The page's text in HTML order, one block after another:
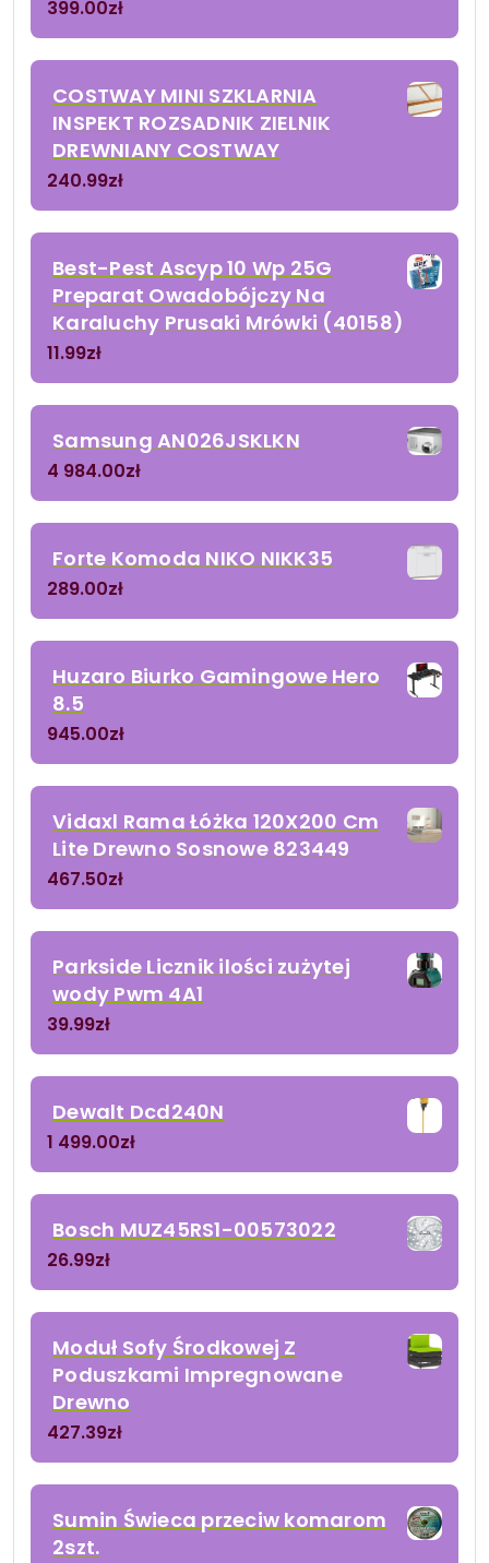
399.00zł
COSTWAY MINI SZKLARNIA
INSPEKT ROZSADNIK ZIELNIK
DREWNIANY COSTWAY
240.99zł
Best-Pest Ascyp 10 Wp 25G
Preparat Owadobójczy Na
Karaluchy Prusaki Mrówki (40158)
11.99zł
Samsung AN026JSKLKN
4 984.00zł
Forte Komoda NIKO NIKK35
289.00zł
Huzaro Biurko Gamingowe Hero
8.5
945.00zł
Vidaxl Rama Łóżka 120X200 Cm
Lite Drewno Sosnowe 823449
467.50zł
Parkside Licznik ilości zużytej
wody Pwm 4A1
39.99zł
Dewalt Dcd240N
1 499.00zł
Bosch MUZ45RS1-00573022
26.99zł
Moduł Sofy Środkowej Z
Poduszkami Impregnowane
Drewno
427.39zł
Sumin Świeca przeciw komarom
2szt.